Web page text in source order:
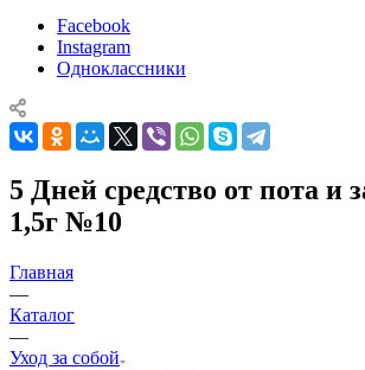
Facebook
Instagram
Одноклассники
5 Дней средство от пота и
1,5г №10
Главная
—
Каталог
—
Уход за собой